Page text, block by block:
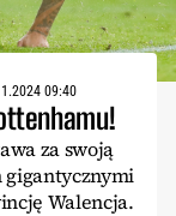
09:40
za swoją
gigantycznymi
Walencja.